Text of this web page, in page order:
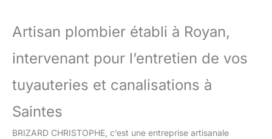
Artisan plombier établi à Royan,
intervenant pour l’entretien de vos
tuyauteries et canalisations à
Saintes
BRIZARD CHRISTOPHE, c’est une entreprise artisanale